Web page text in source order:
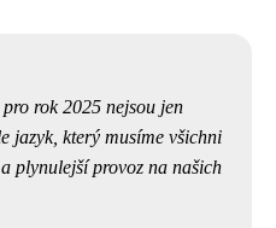
rok 2025 nejsou jen
jazyk, který musíme všichni
plynulejší provoz na našich